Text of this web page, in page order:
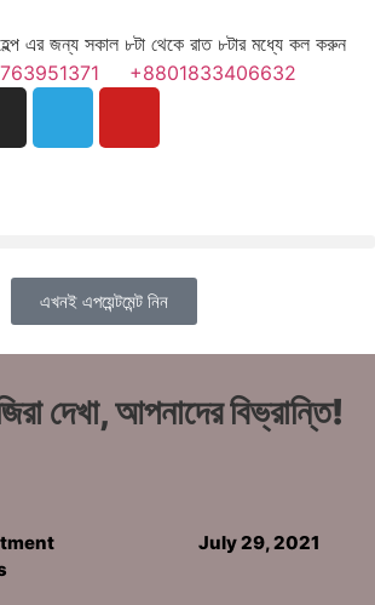
এর জন্য সকাল ৮টা থেকে রাত ৮টার মধ্যে কল করুন
+8801833406632
এখনই এপয়েন্টমেন্ট নিন
দেখা, আপনাদের বিভ্রান্তি!
July 29, 2021